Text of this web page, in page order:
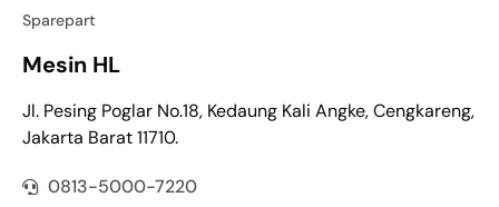
Sparepart
Mesin HL
Jl. Pesing Poglar No.18, Kedaung Kali Angke, Cengkareng,
Jakarta Barat 11710.
0813-5000-7220